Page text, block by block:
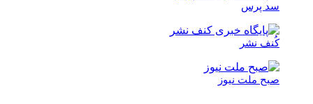
سد پرس
کُنف نشر
صبح ملت نیوز